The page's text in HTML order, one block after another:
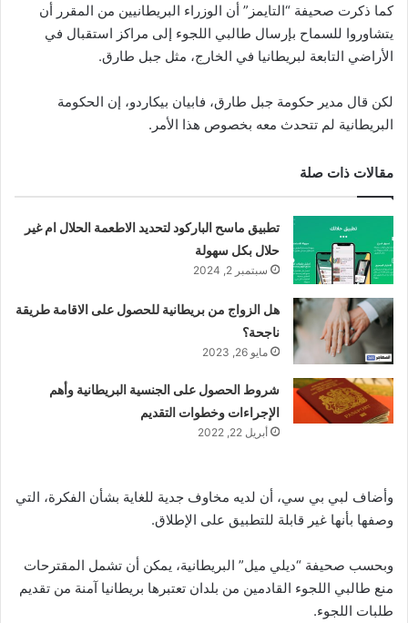
كما ذكرت صحيفة “التايمز” أن الوزراء البريطانيين من المقرر أن
يتشاوروا للسماح بإرسال طالبي اللجوء إلى مراكز استقبال في
الأراضي التابعة لبريطانيا في الخارج، مثل جبل طارق.
لكن قال مدير حكومة جبل طارق، فابيان بيكاردو، إن الحكومة
البريطانية لم تتحدث معه بخصوص هذا الأمر.
مقالات ذات صلة
تطبيق ماسح الباركود لتحديد الاطعمة الحلال ام غير
حلال بكل سهولة
سبتمبر 2, 2024
هل الزواج من بريطانية للحصول على الاقامة طريقة
ناجحة؟
مايو 26, 2023
شروط الحصول على الجنسية البريطانية وأهم
الإجراءات وخطوات التقديم
أبريل 22, 2022
وأضاف لبي بي سي، أن لديه مخاوف جدية للغاية بشأن الفكرة، التي
وصفها بأنها غير قابلة للتطبيق على الإطلاق.
وبحسب صحيفة “ديلي ميل” البريطانية، يمكن أن تشمل المقترحات
منع طالبي اللجوء القادمين من بلدان تعتبرها بريطانيا آمنة من تقديم
طلبات اللجوء.